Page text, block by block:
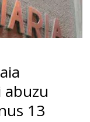
abuzu
13